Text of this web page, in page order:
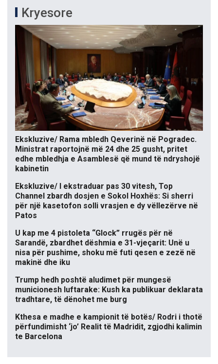
Kryesore
Ekskluzive/ Rama mbledh Qeverinë në Pogradec.
Ministrat raportojnë më 24 dhe 25 gusht, pritet
edhe mbledhja e Asamblesë që mund të ndryshojë
kabinetin
Ekskluzive/ I ekstraduar pas 30 vitesh, Top
Channel zbardh dosjen e Sokol Hoxhës: Si sherri
për një kasetofon solli vrasjen e dy vëllezërve në
Patos
U kap me 4 pistoleta “Glock” rrugës për në
Sarandë, zbardhet dëshmia e 31-vjeçarit: Unë u
nisa për pushime, shoku më futi qesen e zezë në
makinë dhe iku
Trump hedh poshtë aludimet për mungesë
municionesh luftarake: Kush ka publikuar deklarata
tradhtare, të dënohet me burg
Kthesa e madhe e kampionit të botës/ Rodri i thotë
përfundimisht ‘jo’ Realit të Madridit, zgjodhi kalimin
te Barcelona